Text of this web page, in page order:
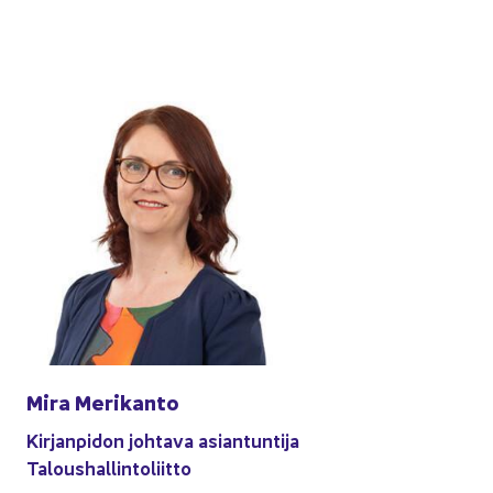
Mira Me­ri­kan­to
Kir­jan­pi­don joh­ta­va asian­tun­ti­ja
Ta­lous­hal­lin­to­liit­to